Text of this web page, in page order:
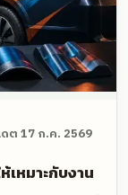
ดต17 ก.ค. 2569
เหมาะกับงาน